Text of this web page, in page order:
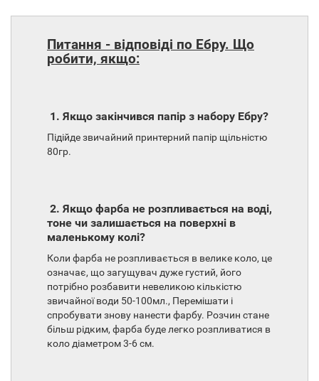
Питання - відповіді по Ебру. Що
робити, якщо:
1. Якщо закінчився папір з набору Ебру?
Підійде звичайний принтерний папір щільністю
80гр.
2. Якщо фарба не розпливається на воді,
тоне чи залишається на поверхні в
маленькому колі?
Коли фарба не розпливається в велике коло, це
означає, що загущувач дуже густий, його
потрібно розбавити невеликою кількістю
звичайної води 50-100мл., Перемішати і
спробувати знову нанести фарбу. Розчин стане
більш рідким, фарба буде легко розпливатися в
коло діаметром 3-6 см.